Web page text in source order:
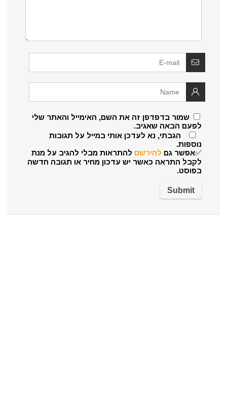
שמור בדפדפן זה את השם, האימייל והאתר שלי
לפעם הבאה שאגיב.
הגבתי, נא לעדכן אותי במייל על תגובות
נוספות.
✅אפשר גם להירשם להתראות מבלי להגיב על מנת
לקבל התראה כאשר יש עדכון מחיר או תגובה חדשה
בפוסט.